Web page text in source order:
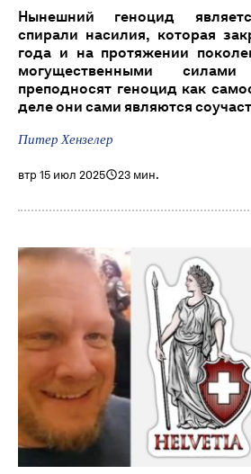
Нынешний геноцид
спирали насилия, которая
года и на протяжении
могущественными
преподносят геноцид как
деле они сами являются
Питер Хензелер
втр 15 июл 2025 23 мин.